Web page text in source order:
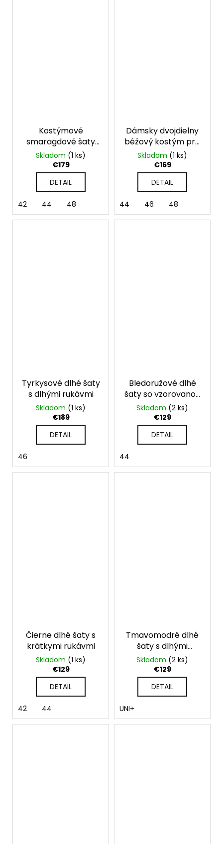
Kostýmové
smaragdové šaty
pre moletky
Skladom (1 ks)
€179
DETAIL
42 44 48
Dámsky dvojdielny
béžový kostým pre
moletky
Skladom (1 ks)
€169
DETAIL
44 46 48
Tyrkysové dlhé šaty
s dlhými rukávmi
Skladom (1 ks)
€189
DETAIL
46
Bledoružové dlhé
šaty so vzorovanou
vrchnou časťou
Skladom (2 ks)
€129
DETAIL
44
Čierne dlhé šaty s
krátkymi rukávmi
Skladom (1 ks)
€129
DETAIL
42 44
Tmavomodré dlhé
šaty s dlhými
rukávmi
Skladom (2 ks)
€129
DETAIL
UNI+